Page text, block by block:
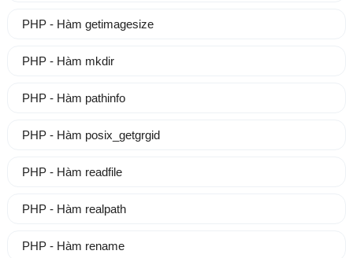
PHP - Hàm getimagesize
PHP - Hàm mkdir
PHP - Hàm pathinfo
PHP - Hàm posix_getgrgid
PHP - Hàm readfile
PHP - Hàm realpath
PHP - Hàm rename